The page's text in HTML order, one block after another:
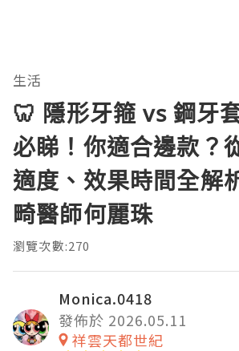
生活
🦷 隱形牙箍 vs 鋼牙
必睇！你適合邊款？
適度、效果時間全解
畸醫師何麗珠
瀏覽次數:270
Monica.0418
發佈於 2026.05.11
祥雲天都世紀